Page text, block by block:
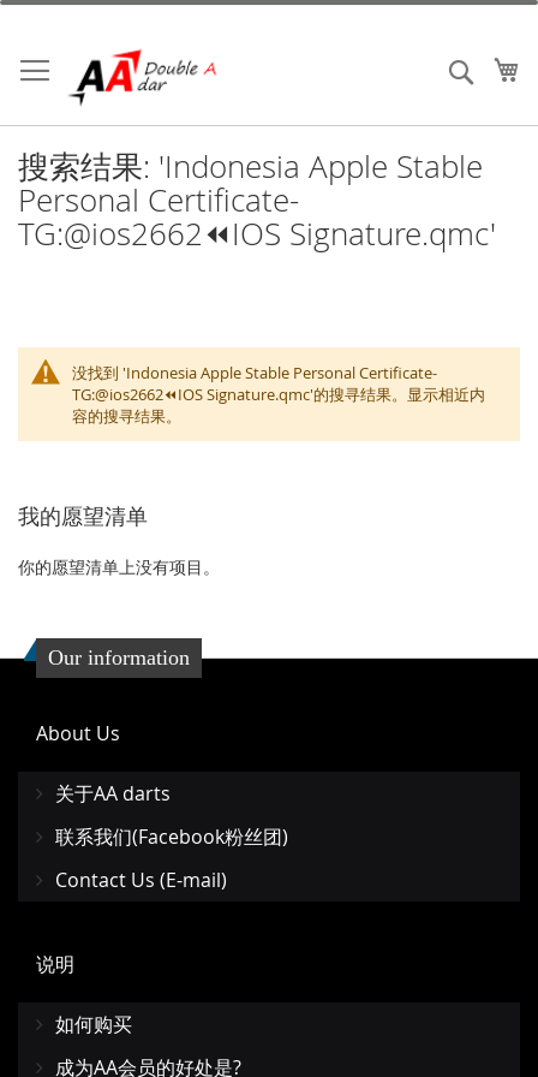
跳
内
容
搜索
搜索结果: 'Indonesia Apple Stable
Personal Certificate-
TG:@ios2662⏪️IOS Signature.qmc'
没找到 'Indonesia Apple Stable Personal Certificate-
TG:@ios2662⏪️IOS Signature.qmc'的搜寻结果。显示相近内
容的搜寻结果。
我的愿望清单
你的愿望清单上没有项目。
Our information
About Us
关于AA darts
联系我们(Facebook粉丝团)
Contact Us (E-mail)
说明
如何购买
成为AA会员的好处是?